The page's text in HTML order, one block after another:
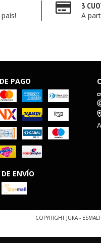
3
A
PAGO
ENVÍO
COPYRIGHT JUKA -